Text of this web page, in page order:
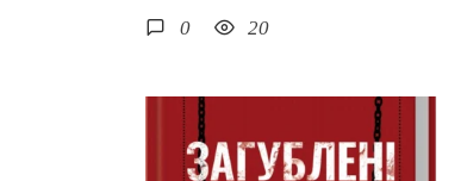
0 20